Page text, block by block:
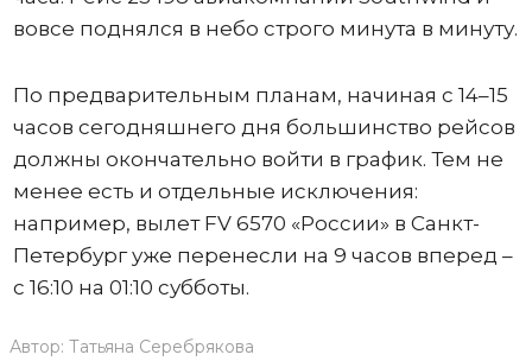
вовсе поднялся в небо строго минута в минуту.
По предварительным планам, начиная с 14–15
часов сегодняшнего дня большинство рейсов
должны окончательно войти в график. Тем не
менее есть и отдельные исключения:
например, вылет FV 6570 «России» в Санкт-
Петербург уже перенесли на 9 часов вперед –
с 16:10 на 01:10 субботы.
Автор: Татьяна Серебрякова